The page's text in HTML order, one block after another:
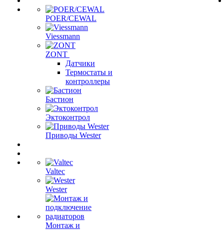
POER/CEWAL
Viessmann
ZONT
Датчики
Термостаты и
контроллеры
Бастион
Эктоконтрол
Приводы Wester
Valtec
Wester
Монтаж и